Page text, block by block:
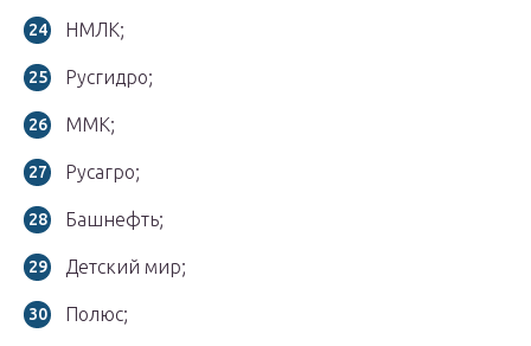
НМЛК;
Русгидро;
ММК;
Русагро;
Башнефть;
Детский мир;
Полюс;